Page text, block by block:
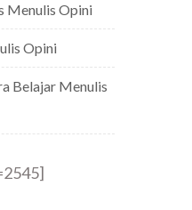
Menulis Opini
Opini
Belajar Menulis